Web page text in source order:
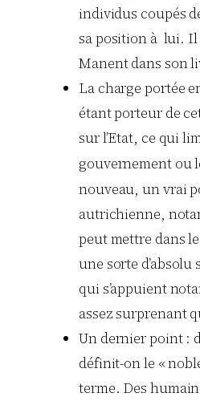
individus coupés
sa position à lui. Il
Manent dans son
La charge portée
étant porteur de
sur l’Etat, ce qui
gouvernement ou
nouveau, un vrai
autrichienne,
peut mettre dans
une sorte
qui s’appuient
assez surprenant
Un dernier point :
définit-on le «
terme. Des